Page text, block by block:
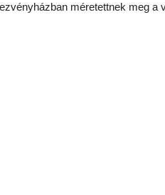
méretettnek meg a